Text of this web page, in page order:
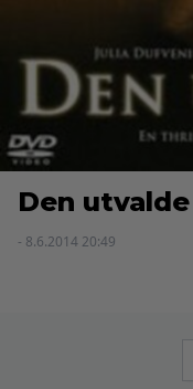
Den utvalde
- 8.6.2014 20:49